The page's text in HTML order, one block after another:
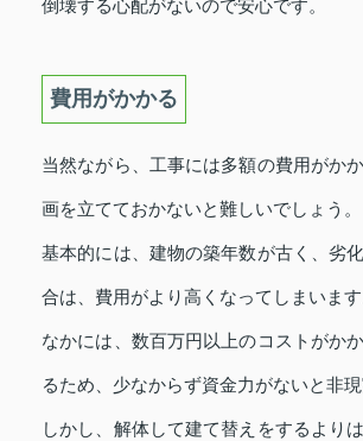
倒壊する心配がないので安心です。
費用がかかる
当然ながら、工事には多額の費用がか
画を立てておかないと難しいでしょう。
基本的には、建物の築年数が古く、劣
合は、費用がより高くなってしまいます
なかには、数百万円以上のコストがか
るため、少なからず資金力がないと非現
しかし、解体して建て替えをするより